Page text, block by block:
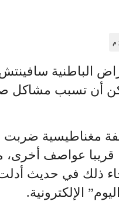
الباطنية
أن تسبب مشاكل
قريبا عواصف أخرى،
جاء ذلك في حديث
الإلكترونية.